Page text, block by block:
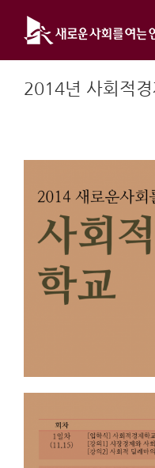
content
2014년 사회적경